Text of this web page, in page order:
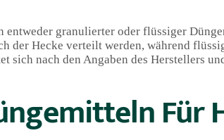
entweder granulierter oder flüssiger
der Hecke verteilt werden, während
sich nach den Angaben des Herstellers
Für